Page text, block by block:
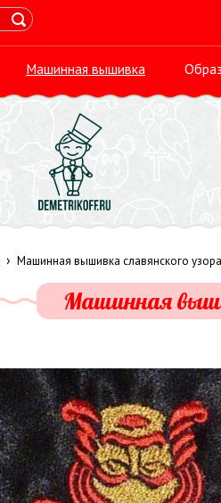
Машинная вышивка
› Машинная вышивка славянского узора
Машинная